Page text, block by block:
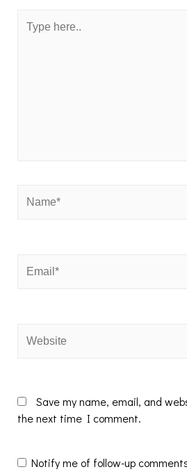
here..
Save my name, email, and
the next time I comment.
Notify me of follow-up